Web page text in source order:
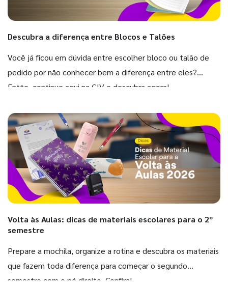
Descubra a diferença entre Blocos e Talões
Você já ficou em dúvida entre escolher bloco ou talão de
pedido por não conhecer bem a diferença entre eles?
Então, continue aqui na GIV e descubra agora!
Volta às Aulas: dicas de materiais escolares para o 2º
semestre
Prepare a mochila, organize a rotina e descubra os materiais
que fazem toda diferença para começar o segundo
semestre com o pé direito. Confira!